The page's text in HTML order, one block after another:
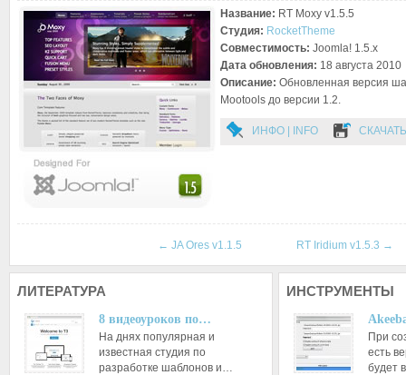
Название: RT Moxy v1.5.5
Студия: RocketTheme
Совместимость: Joomla! 1.5.x
Дата обновления: 18 августа 2010
Описание: Обновленная версия
Mootools до версии 1.2.
ИНФО | INFO СКАЧАТЬ
← JA Ores v1.1.5 RT Iridium v1.5.3 →
ЛИТЕРАТУРА
8 видеоуроков по…
На днях популярная и
известная студия по
разработке шаблонов и…
ИНСТРУМЕНТЫ
При
есть
будет